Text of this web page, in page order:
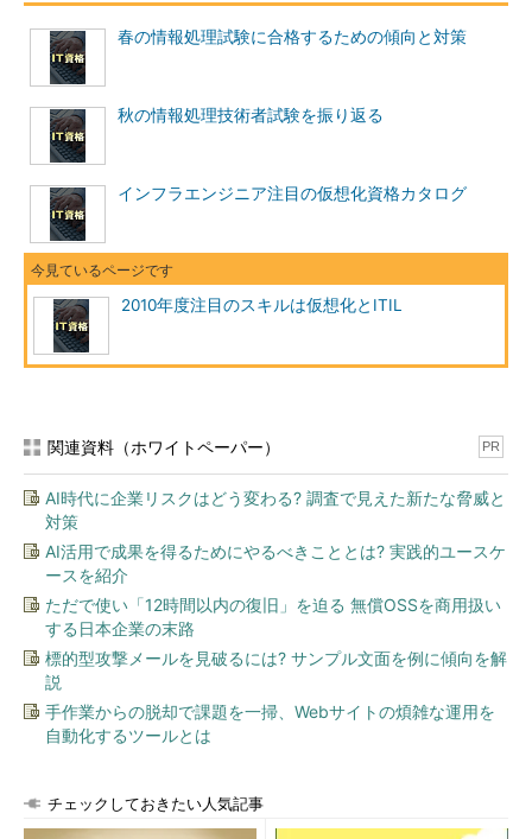
春の情報処理試験に合格するための傾向と対策
秋の情報処理技術者試験を振り返る
インフラエンジニア注目の仮想化資格カタログ
2010年度注目のスキルは仮想化とITIL
関連資料（ホワイトペーパー） PR
AI時代に企業リスクはどう変わる? 調査で見えた新たな脅威と
対策
AI活用で成果を得るためにやるべきこととは? 実践的ユースケ
ースを紹介
ただで使い「12時間以内の復旧」を迫る 無償OSSを商用扱い
する日本企業の末路
標的型攻撃メールを見破るには? サンプル文面を例に傾向を解
説
手作業からの脱却で課題を一掃、Webサイトの煩雑な運用を
自動化するツールとは
チェックしておきたい人気記事